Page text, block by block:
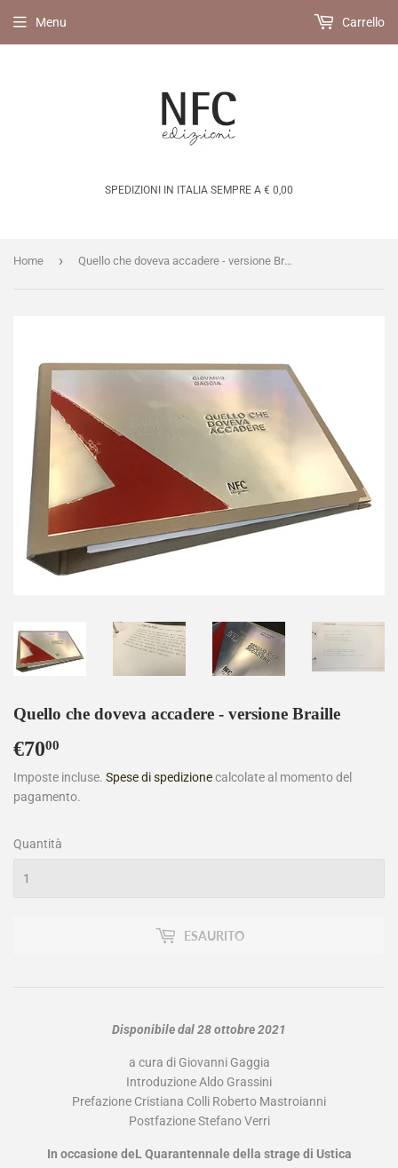
SPEDIZIONI IN ITALIA SEMPRE A € 0,00
Menu Carrello
Home › Quello che doveva accadere - versione Braille
Quello che doveva accadere - versione Braille
€7000
Imposte incluse. Spese di spedizionecalcolate al momento del
pagamento.
Quantità
ESAURITO
Disponibile dal 28 ottobre 2021
a cura di Giovanni Gaggia
Introduzione Aldo Grassini
Prefazione Cristiana Colli Roberto Mastroianni
Postfazione Stefano Verri
In occasione deL Quarantennale della strage di Ustica